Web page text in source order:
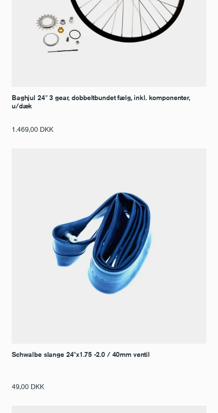
Baghjul 24″ 3 gear, dobbeltbundet fælg, inkl. komponenter,
u/dæk
1.469,00 DKK
Schwalbe slange 24″x1.75 -2.0 / 40mm ventil
49,00 DKK